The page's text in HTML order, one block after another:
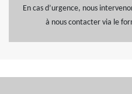
En cas d’urgence, nous
à nous contacter via le